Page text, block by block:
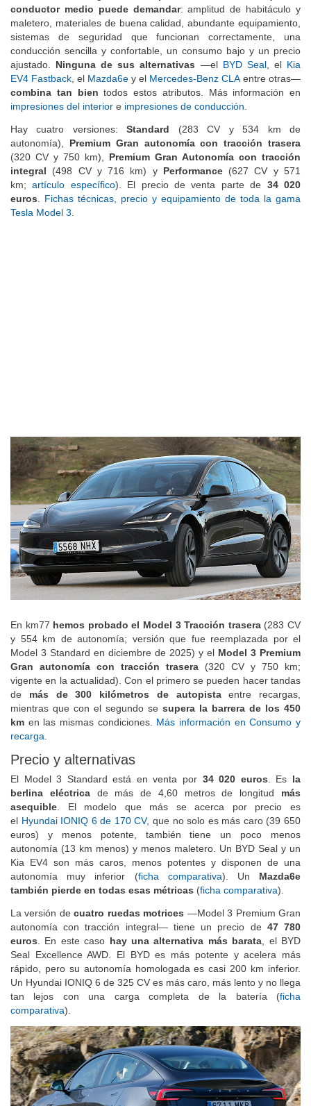
4,72 metrosde longitud.Ofrece prácticamente todo lo que un
conductor medio puede demandar: amplitud de habitáculo y
maletero, materiales de buena calidad, abundante equipamiento,
sistemas de seguridad que funcionan correctamente, una
conducción sencilla y confortable, un consumo bajo y un precio
ajustado.Ninguna de sus alternativas —elBYD Seal , elKia
EV4 Fastback , elMazda6e y elMercedes-Benz CLAentre otras—
combina tan bientodos estos atributos. Más información en
Hay cuatro versiones:Standard(283 CV y 534 km de
autonomía),Premium Gran autonomía con tracción trasera
(320 CV y 750 km),Premium Gran Autonomía con tracción
integral(498 CV y 716 km) yPerformance(627 CV y 571
km;artículo específico ). El precio de venta parte de 34 020
euros.Fichas técnicas, precio y equipamiento de toda la gama
En km77hemos probado el Model 3 Tracción trasera(283 CV
y 554 km de autonomía; versión que fue reemplazada por el
Model 3 Standard en diciembre de 2025) y elModel 3 Premium
Gran autonomía con tracción trasera(320 CV y 750 km;
vigente en la actualidad). Con el primero se pueden hacer tandas
demás de 300 kilómetros de autopistaentre recargas,
mientras que con el segundo sesupera la barrera de los 450
kmen las mismas condiciones.
Precio y alternativas
El Model 3 Standard está en venta por34 020 euros. Esla
berlina eléctricade más de 4,60 metros de longitud más
asequible. El modelo que más se acerca por precio es
elHyundai IONIQ 6 de 170 CV, que no solo es más caro (39 650
euros) y menos potente, también tiene un poco menos
autonomía (13 km menos) y menos maletero. Un BYD Seal y un
Kia EV4 son más caros, menos potentes y disponen de una
autonomía muy inferior (ficha comparativa ). UnMazda6e
La versión decuatro ruedas motrices—Model 3 Premium Gran
autonomía con tracción integral— tiene un precio de
47 780
euros. En este caso hay una alternativa más barata, el BYD
Seal Excellence AWD. El BYD es más potente y acelera más
rápido, pero su autonomía homologada es casi 200 km inferior.
Un Hyundai IONIQ 6 de 325 CV es más caro, más lento y no llega
tan lejos con una carga completa de la batería (